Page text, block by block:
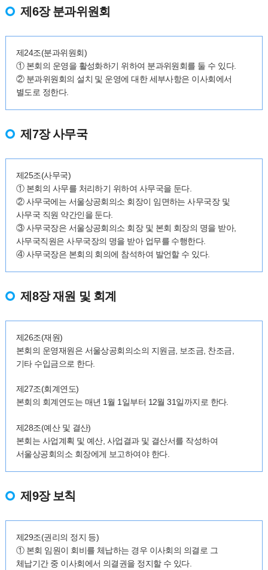
제6장 분과위원회
제24조(분과위원회)
① 본회의 운영을 활성화하기 위하여 분과위원회를 둘 수 있다.
② 분과위원회의 설치 및 운영에 대한 세부사항은 이사회에서
별도로 정한다.
제7장 사무국
제25조(사무국)
① 본회의 사무를 처리하기 위하여 사무국을 둔다.
② 사무국에는 서울상공회의소 회장이 임면하는 사무국장 및
사무국 직원 약간인을 둔다.
③ 사무국장은 서울상공회의소 회장 및 본회 회장의 명을 받아,
사무국직원은 사무국장의 명을 받아 업무를 수행한다.
④ 사무국장은 본회의 회의에 참석하여 발언할 수 있다.
제8장 재원 및 회계
제26조(재원)
본회의 운영재원은 서울상공회의소의 지원금, 보조금, 찬조금,
기타 수입금으로 한다.
제27조(회계연도)
본회의 회계연도는 매년 1월 1일부터 12월 31일까지로 한다.
제28조(예산 및 결산)
본회는 사업계획 및 예산, 사업결과 및 결산서를 작성하여
서울상공회의소 회장에게 보고하여야 한다.
제9장 보칙
제29조(권리의 정지 등)
① 본회 임원이 회비를 체납하는 경우 이사회의 의결로 그
체납기간 중 이사회에서 의결권을 정지할 수 있다.